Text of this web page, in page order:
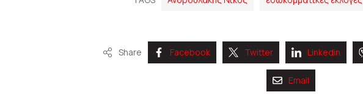
Share Facebook Twitter Linkedin
Email